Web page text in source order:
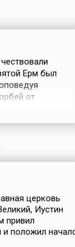
Ерм был
от
церковь
Иустин
привил
и положил